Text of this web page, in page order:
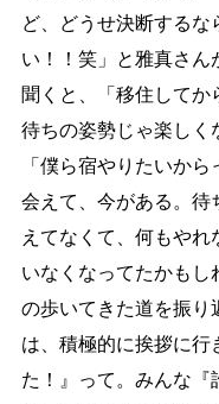
ど、どうせ決断する
い！！笑」と雅真さん
聞くと、「移住してか
待ちの姿勢じゃ楽しく
「僕ら宿やりたいか
会えて、今がある。待
えてなくて、何もやれ
いなくなってたかもし
の歩いてきた道を振り
は、積極的に挨拶に行
た！』って。みんな『